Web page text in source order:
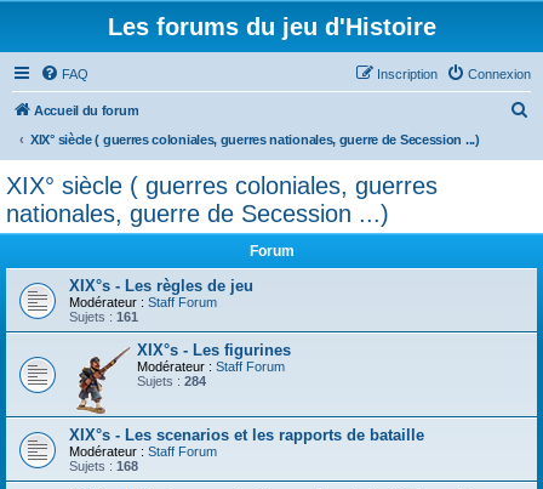
Les forums du jeu d'Histoire
FAQ Connexion
Inscription
Accueil du forum
XIX° siècle ( guerres coloniales, guerres nationales, guerre de Secession ...)
XIX° siècle ( guerres coloniales, guerres
nationales, guerre de Secession ...)
Forum
XIX°s - Les règles de jeu
Modérateur : Staff Forum
Sujets : 161
XIX°s - Les figurines
Modérateur : Staff Forum
Sujets : 284
XIX°s - Les scenarios et les rapports de bataille
Modérateur : Staff Forum
Sujets : 168